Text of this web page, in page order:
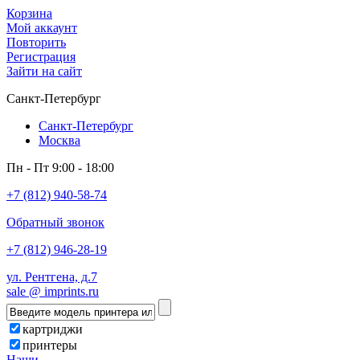
Корзина
Мой аккаунт
Повторить
Регистрация
Зайти на сайт
Санкт-Петербург
Санкт-Петербург
Москва
Пн - Пт 9:00 - 18:00
+7 (812) 940-58-74
Обратный звонок
+7 (812) 946-28-19
ул. Рентгена, д.7
sale @ imprints.ru
картриджи
принтеры